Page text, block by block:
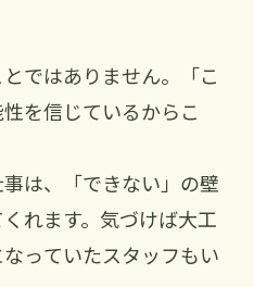
ではありません。「こ
を信じているからこ
は、「できない」の壁
れます。気づけば大工
っていたスタッフもい